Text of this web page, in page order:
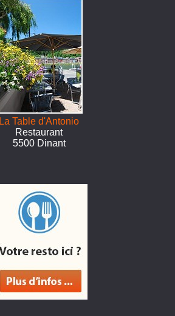
La Table d'Antonio
Restaurant
5500 Dinant